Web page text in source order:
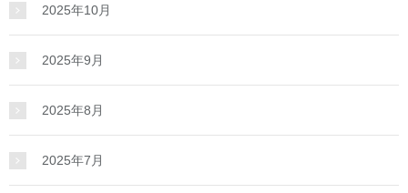
2025年10月
2025年9月
2025年8月
2025年7月